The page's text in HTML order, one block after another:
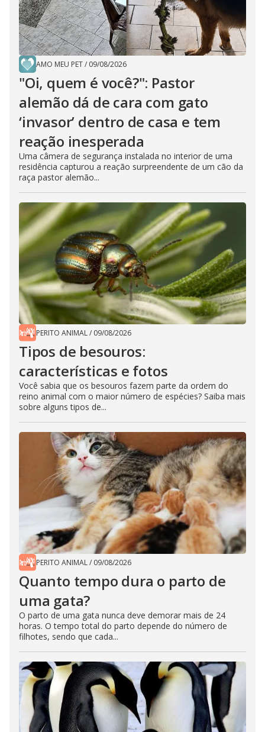
AMO MEU PET/ 09/08/2026
"Oi, quem é você?": Pastor
alemão dá de cara com gato
‘invasor’ dentro de casa e tem
reação inesperada
Uma câmera de segurança instalada no interior de uma
residência capturou a reação surpreendente de um cão da
raça pastor alemão...
PERITO ANIMAL/ 09/08/2026
Tipos de besouros:
características e fotos
Você sabia que os besouros fazem parte da ordem do
reino animal com o maior número de espécies? Saiba mais
sobre alguns tipos de...
PERITO ANIMAL/ 09/08/2026
Quanto tempo dura o parto de
uma gata?
O parto de uma gata nunca deve demorar mais de 24
horas. O tempo total do parto depende do número de
filhotes, sendo que cada...